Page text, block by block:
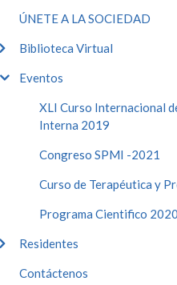
ÚNETE A LA SOCIEDAD
Biblioteca Virtual
Eventos
XLI Curso Internacional
Interna 2019
Congreso SPMI -2021
Curso de Terapéutica y
Programa Cientifico 2020
Residentes
Contáctenos